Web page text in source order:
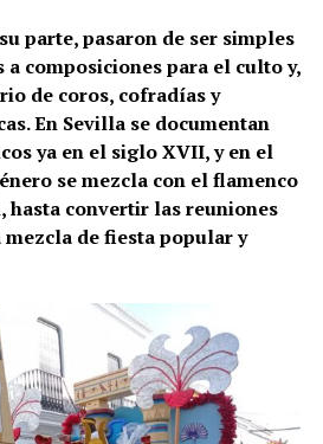
parte, pasaron de ser simples
a composiciones para el culto y,
de coros, cofradías y
En Sevilla se documentan
ya en el siglo XVII, y en el
se mezcla con el flamenco
hasta convertir las reuniones
de fiesta popular y